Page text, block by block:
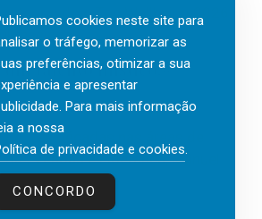
o Top Wellbeing 2026.
talento místico.»
três décadas nas áreas de
Vendas e Liderança, Manuel
da...
cookies neste site para
o tráfego, memorizar as
preferências, otimizar a sua
e apresentar
Para mais informação
a nossa
de privacidade e cookies.
CONCORDO